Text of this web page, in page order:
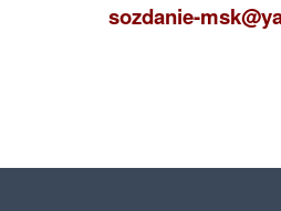
sozdanie-